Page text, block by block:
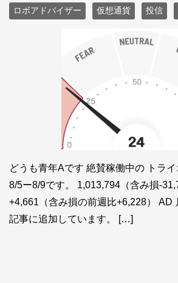
ロボアドバイザー 仮想通貨 投信
どうも青年Aです 絶賛稼働中の トラ
8/5ー8/9です。 1,013,794（含み損-
+4,661（含み損の前週比+6,228） AD
記事に追加しています。 […]